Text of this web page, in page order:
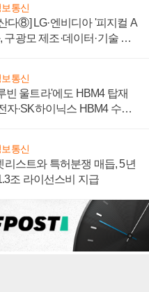
보통신
다⑧] LG·엔비디아 '피지컬 A
구광모 제조·데이터·기술 결
보통신
빈 울트라'에도 HBM4 탑재
자·SK하이닉스 HBM4 수율
보통신
리스트와 특허분쟁 매듭, 5년
조 라이선스비 지급